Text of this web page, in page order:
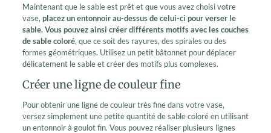
Maintenant que le sable est prêt et que vous avez choisi votre
vase, placez un entonnoir au-dessus de celui-ci pour verser le
sable. Vous pouvez ainsi créer différents motifs avec les couches
de sable coloré, que ce soit des rayures, des spirales ou des
formes géométriques. Utilisez un petit bâtonnet pour déplacer
délicatement le sable et créer des motifs plus complexes.
Créer une ligne de couleur fine
Pour obtenir une ligne de couleur très fine dans votre vase,
versez simplement une petite quantité de sable coloré en utilisant
un entonnoir à goulot fin. Vous pouvez réaliser plusieurs lignes